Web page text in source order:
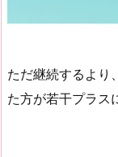
ただ継続するより
た方が若干プラス